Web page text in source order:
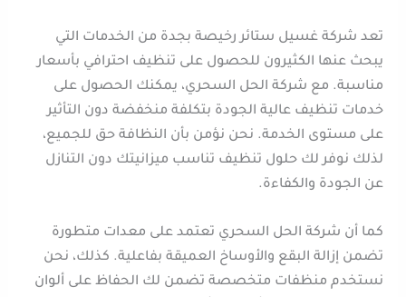
تعد شركة غسيل ستائر رخيصة بجدة من الخدمات التي
يبحث عنها الكثيرون للحصول على تنظيف احترافي بأسعار
مناسبة. مع شركة الحل السحري، يمكنك الحصول على
خدمات تنظيف عالية الجودة بتكلفة منخفضة دون التأثير
على مستوى الخدمة. نحن نؤمن بأن النظافة حق للجميع،
لذلك نوفر لك حلول تنظيف تناسب ميزانيتك دون التنازل
عن الجودة والكفاءة.
كما أن شركة الحل السحري تعتمد على معدات متطورة
تضمن إزالة البقع والأوساخ العميقة بفاعلية. كذلك، نحن
نستخدم منظفات متخصصة تضمن لك الحفاظ على ألوان